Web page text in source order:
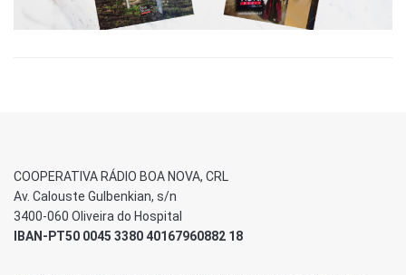
COOPERATIVA RÁDIO BOA NOVA, CRL
Av. Calouste Gulbenkian, s/n
3400-060 Oliveira do Hospital
IBAN-PT50 0045 3380 40167960882 18